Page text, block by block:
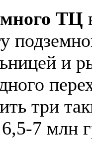
ТЦ
и
три
7 млн